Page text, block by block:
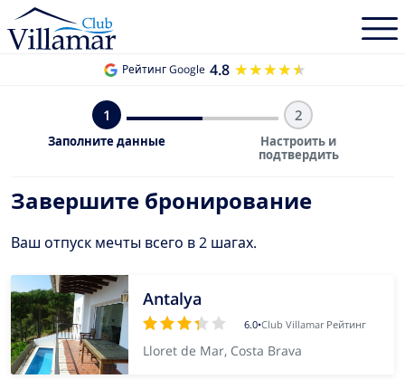
Рейтинг Google 4.8 ★★★★★
★★★★★
1
Заполните данные
2
Настроить и
подтвердить
Завершите бронирование
Ваш отпуск мечты всего в 2 шагах.
Antalya
6.0•Club Villamar Рейтинг
Lloret de Mar, Costa Brava